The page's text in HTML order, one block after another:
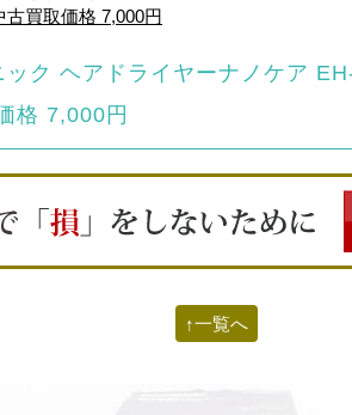
買取価格 7,000円
ク ヘアドライヤーナノケア
格 7,000円
↑一覧へ